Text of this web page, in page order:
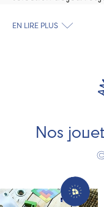
découvrez le plus
les jeux et jouets
développement
pour les jeunes
société, des jouets
EN LIRE PLUS
Nos